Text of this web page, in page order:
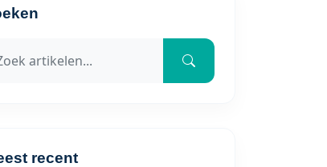
recent